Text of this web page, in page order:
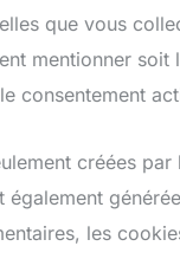
que vous
mentionner
consentement
créées
les